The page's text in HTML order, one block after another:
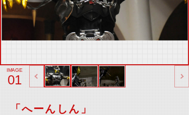
01
「へーんしん」